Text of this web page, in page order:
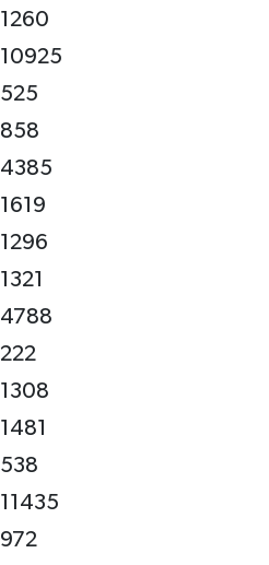
1260
10925
525
858
4385
1619
1296
1321
4788
222
1308
1481
538
11435
972